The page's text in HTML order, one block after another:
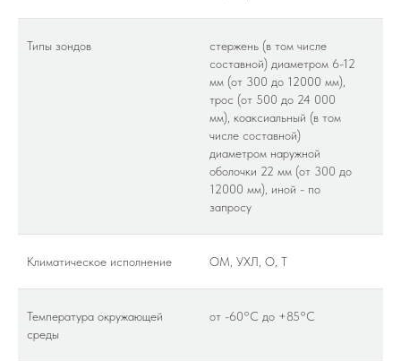
Типы зондов
стержень (в том числе
составной) диаметром 6-12
мм (от 300 до 12000 мм),
трос (от 500 до 24 000
мм), коаксиальный (в том
числе составной)
диаметром наружной
оболочки 22 мм (от 300 до
12000 мм), иной - по
запросу
Климатическое исполнение ОМ, УХЛ, О, Т
Температура окружающей
среды
от -60°C до +85°C